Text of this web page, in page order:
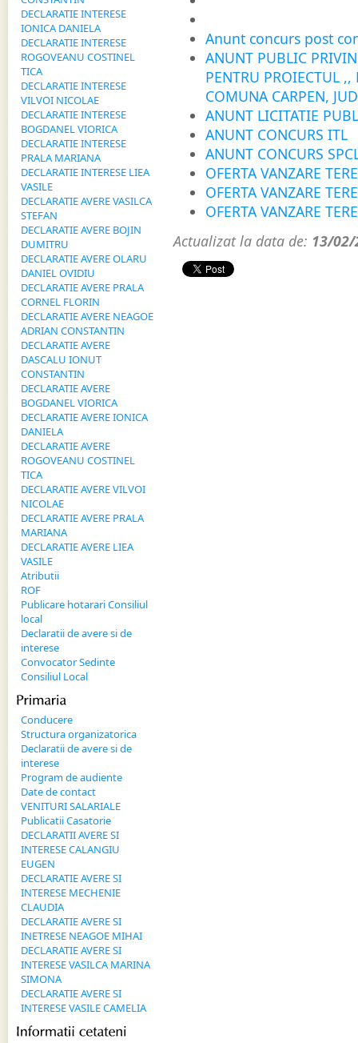
DECLARATIE INTERESE
IONICA DANIELA
DECLARATIE INTERESE
ROGOVEANU COSTINEL
TICA
DECLARATIE INTERESE
VILVOI NICOLAE
DECLARATIE INTERESE
BOGDANEL VIORICA
DECLARATIE INTERESE
PRALA MARIANA
DECLARATIE INTERESE LIEA
VASILE
DECLARATIE AVERE VASILCA
STEFAN
DECLARATIE AVERE BOJIN
DUMITRU
DECLARATIE AVERE OLARU
DANIEL OVIDIU
DECLARATIE AVERE PRALA
CORNEL FLORIN
DECLARATIE AVERE NEAGOE
ADRIAN CONSTANTIN
DECLARATIE AVERE
DASCALU IONUT
CONSTANTIN
DECLARATIE AVERE
BOGDANEL VIORICA
DECLARATIE AVERE IONICA
DANIELA
DECLARATIE AVERE
ROGOVEANU COSTINEL
TICA
DECLARATIE AVERE VILVOI
NICOLAE
DECLARATIE AVERE PRALA
MARIANA
DECLARATIE AVERE LIEA
VASILE
Atributii
ROF
Publicare hotarari Consiliul
local
Declaratii de avere si de
interese
Convocator Sedinte
Consiliul Local
Primaria
Conducere
Structura organizatorica
Declaratii de avere si de
interese
Program de audiente
Date de contact
VENITURI SALARIALE
Publicatii Casatorie
DECLARATII AVERE SI
INTERESE CALANGIU
EUGEN
DECLARATIE AVERE SI
INTERESE MECHENIE
CLAUDIA
DECLARATIE AVERE SI
INETRESE NEAGOE MIHAI
DECLARATIE AVERE SI
INTERESE VASILCA MARINA
SIMONA
DECLARATIE AVERE SI
INTERESE VASILE CAMELIA
Informatii cetateni
Anunt concurs post
ANUNT PUBLIC
PENTRU PROIECTUL
COMUNA CARPEN,
ANUNT LICITATIE
ANUNT CONCURS ITL
ANUNT CONCURS
OFERTA VANZARE
OFERTA VANZARE
OFERTA VANZARE
Actualizat la data de: 13/02/